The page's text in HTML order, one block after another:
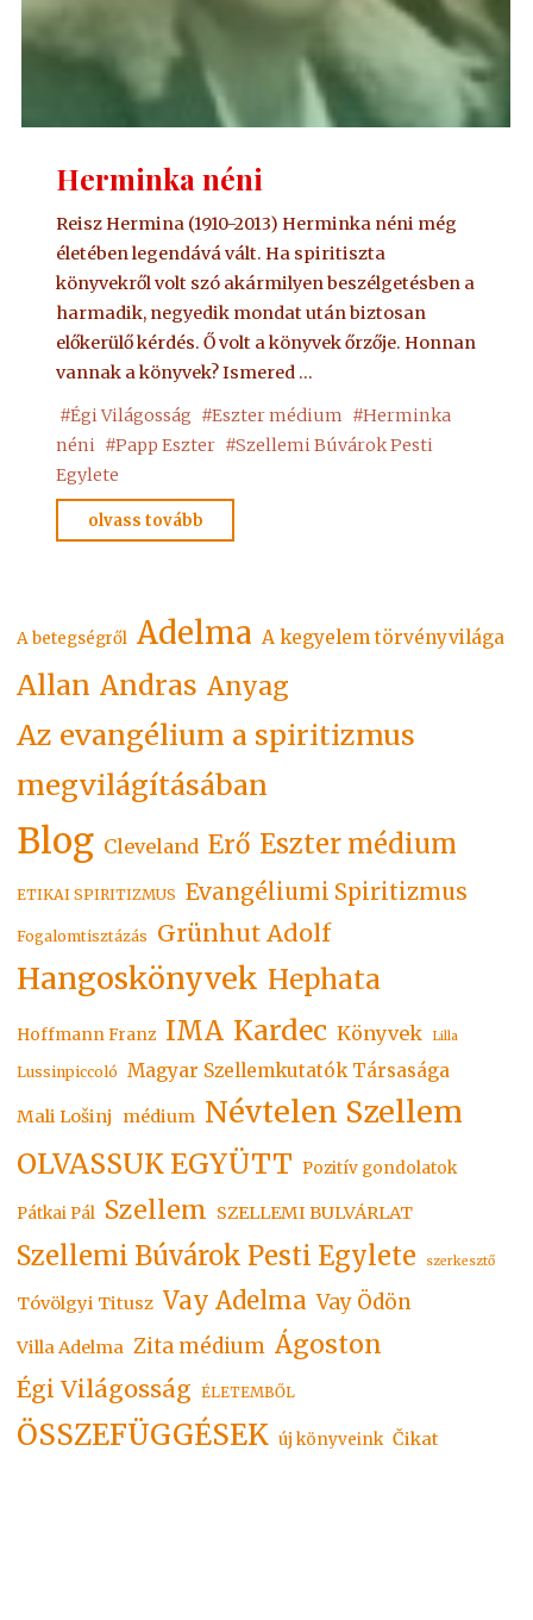
Herminka néni
Reisz Hermina (1910-2013) Herminka néni még
életében legendává vált. Ha spiritiszta
könyvekről volt szó akármilyen beszélgetésben a
harmadik, negyedik mondat után biztosan
előkerülő kérdés. Ő volt a könyvek őrzője. Honnan
vannak a könyvek? Ismered …
#Égi Világosság #Eszter médium #Herminka
néni #Papp Eszter #Szellemi Búvárok Pesti
Egylete
olvass tovább
néni"
A betegségről Adelma A kegyelem törvényvilága
Allan Andras Anyag
Az evangélium a spiritizmus
megvilágításában
Blog Cleveland Erő Eszter médium
ETIKAI SPIRITIZMUS Evangéliumi Spiritizmus
Fogalomtisztázás Grünhut Adolf
Hangoskönyvek Hephata
Hoffmann Franz IMA Kardec Könyvek Lilla
Lussinpiccoló Magyar Szellemkutatók Társasága
Mali Lošinj médium Névtelen Szellem
OLVASSUK EGYÜTT Pozitív gondolatok
Pátkai Pál Szellem SZELLEMI BULVÁRLAT
Szellemi Búvárok Pesti Egylete szerkesztő
Tóvölgyi Titusz Vay Adelma Vay Ödön
Villa Adelma Zita médium Ágoston
Égi Világosság ÉLETEMBŐL
ÖSSZEFÜGGÉSEK új könyveink Čikat